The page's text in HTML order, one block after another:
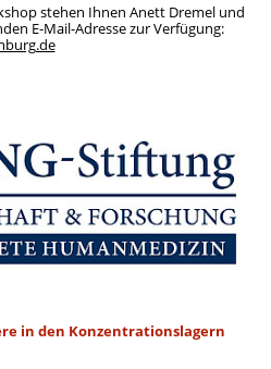
stehen Ihnen Anett Dremel und
E-Mail-Adresse zur Verfügung:
in den Konzentrationslagern